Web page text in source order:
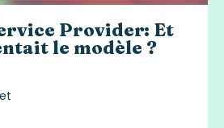
Provider: Et
le modèle ?